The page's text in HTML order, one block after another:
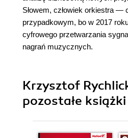
Słowem, człowiek orkiestra —
przypadkowym, bo w 2017
cyfrowego przetwarzania
nagrań muzycznych.
Krzysztof
pozostałe książki